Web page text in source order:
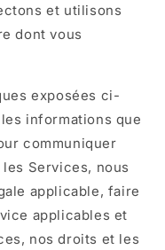
et utilisons
dont vous
exposées ci-
informations que
communiquer
Services, nous
applicable, faire
applicables et
nos droits et les